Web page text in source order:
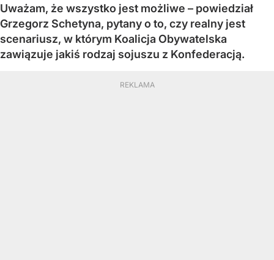
Uważam, że wszystko jest możliwe – powiedział
Grzegorz Schetyna, pytany o to, czy realny jest
scenariusz, w którym Koalicja Obywatelska
zawiązuje jakiś rodzaj sojuszu z Konfederacją.